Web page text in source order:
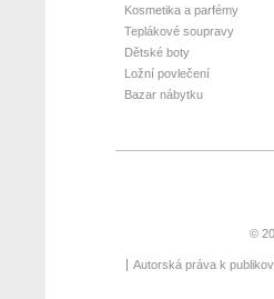
Kosmetika a parfémy
Teplákové soupravy
Dětské boty
Ložní povlečení
Bazar nábytku
©
Autorská práva k